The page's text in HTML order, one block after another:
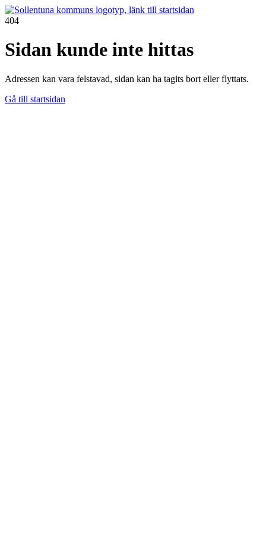
404
Sidan kunde inte hittas
Adressen kan vara felstavad, sidan kan ha tagits bort eller flyttats.
Gå till startsidan